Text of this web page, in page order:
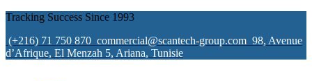
Tracking Success Since 1993
(+216) 71 750 870 commercial@scantech-group.com 98, Avenue
d’Afrique, El Menzah 5, Ariana, Tunisie